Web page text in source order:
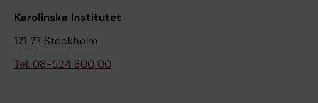
Karolinska Institutet
171 77 Stockholm
Tel: 08-524 800 00